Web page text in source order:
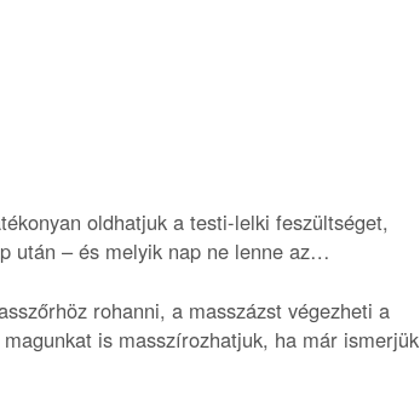
oldhatjuk a testi-lelki feszültséget,
után – és melyik nap ne lenne az…
rohanni, a masszázst végezheti a
is masszírozhatjuk, ha már ismerjük